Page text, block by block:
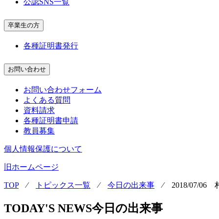
公認SNS一覧
卒業生の方
各種証明書発行
お問い合わせ
お問い合わせフォーム
よくある質問
資料請求
各種証明書申請
教員募集
個人情報保護について
旧ホームページ
TOP⁄ トピックス一覧 ⁄ 今日の出来事 ⁄ 2018/07/06
TODAY'S NEWS今日の出来事